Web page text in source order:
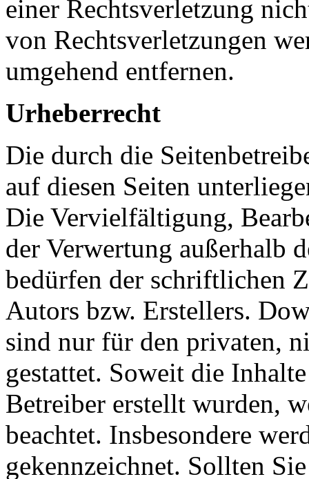
einer Rechtsverletzung
von Rechtsverletzungen
umgehend entfernen.
Urheberrecht
Die durch die
auf diesen Seiten
Die Vervielfältigung,
der Verwertung außerhalb
bedürfen der schriftlichen
Autors bzw. Erstellers.
sind nur für den privaten,
gestattet. Soweit die
Betreiber erstellt wurden,
beachtet. Insbesondere
gekennzeichnet. Sollten